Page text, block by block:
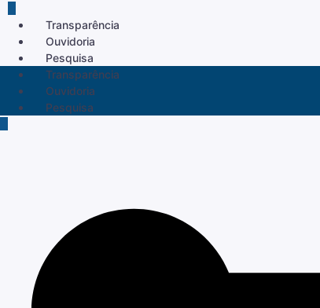
Transparência
Ouvidoria
Pesquisa
Transparência
Ouvidoria
Pesquisa